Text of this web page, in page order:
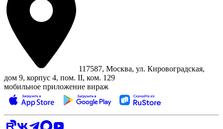
117587, Москва, ул. Кировоградская,
дом 9, корпус 4, пом. II, ком. 129
мобильное приложение вираж